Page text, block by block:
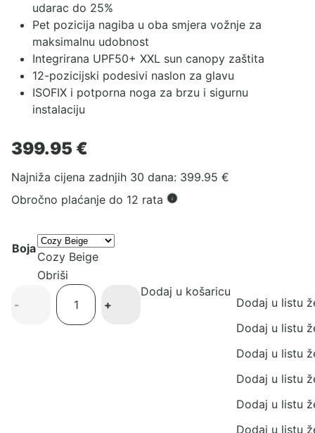
udarac do 25%
Pet pozicija nagiba u oba smjera vožnje za
maksimalnu udobnost
Integrirana UPF50+ XXL sun canopy zaštita
12-pozicijski podesivi naslon za glavu
ISOFIX i potporna noga za brzu i sigurnu
instalaciju
399.95 €
Najniža cijena zadnjih 30 dana: 399.95 €
Obročno plaćanje do 12 rata
Boja
Cozy Beige
Obriši
Sirona
- +
Dodaj u košaricu
Dodaj u listu
Dodaj u listu
Dodaj u listu
Dodaj u listu
Dodaj u listu
Dodaj u listu